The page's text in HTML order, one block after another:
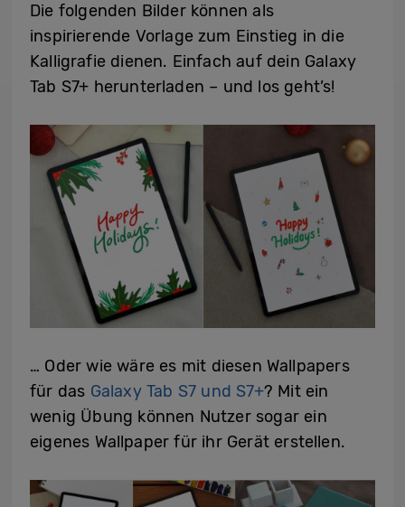
Die folgenden Bilder können als
inspirierende Vorlage zum Einstieg in die
Kalligrafie dienen. Einfach auf dein Galaxy
Tab S7+ herunterladen – und los geht’s!
… Oder wie wäre es mit diesen Wallpapers
für das Galaxy Tab S7 und S7+? Mit ein
wenig Übung können Nutzer sogar ein
eigenes Wallpaper für ihr Gerät erstellen.